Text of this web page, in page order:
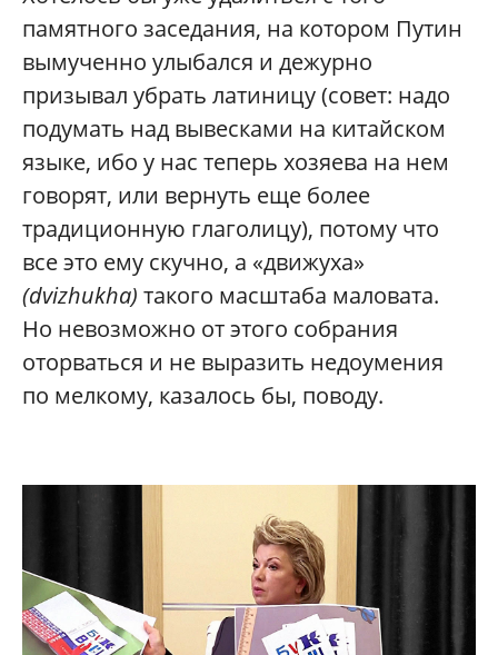
памятного заседания, на котором Путин
вымученно улыбался и дежурно
призывал убрать латиницу (совет: надо
подумать над вывесками на китайском
языке, ибо у нас теперь хозяева на нем
говорят, или вернуть еще более
традиционную глаголицу), потому что
все это ему скучно, а «движуха»
(dvizhukha) такого масштаба маловата.
Но невозможно от этого собрания
оторваться и не выразить недоумения
по мелкому, казалось бы, поводу.